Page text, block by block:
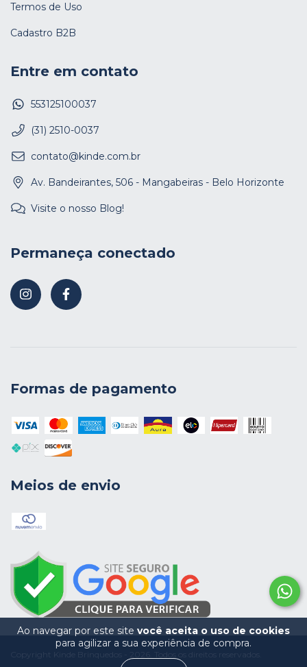
Ao navegar por este site você aceita o uso de cookies
para agilizar a sua experiência de compra.
Termos de Uso
Cadastro B2B
Entre em contato
553125100037
(31) 2510-0037
contato@kinde.com.br
Av. Bandeirantes, 506 - Mangabeiras - Belo Horizonte
Visite o nosso Blog!
Permaneça conectado
Formas de pagamento
Meios de envio